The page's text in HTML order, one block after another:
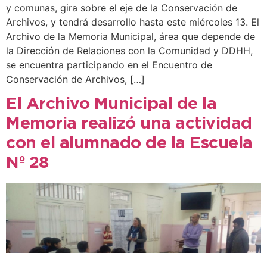
y comunas, gira sobre el eje de la Conservación de
Archivos, y tendrá desarrollo hasta este miércoles 13. El
Archivo de la Memoria Municipal, área que depende de
la Dirección de Relaciones con la Comunidad y DDHH,
se encuentra participando en el Encuentro de
Conservación de Archivos, […]
El Archivo Municipal de la
Memoria realizó una actividad
con el alumnado de la Escuela
Nº 28